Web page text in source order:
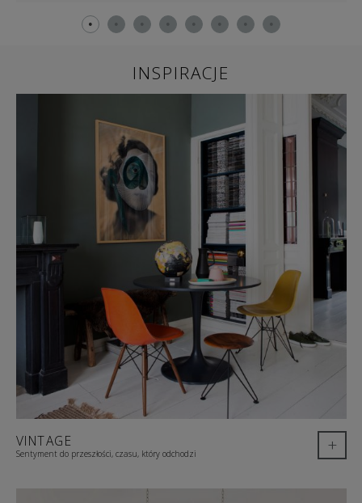
INSPIRACJE
VINTAGE
Sentyment do przeszłości, czasu, który odchodzi +